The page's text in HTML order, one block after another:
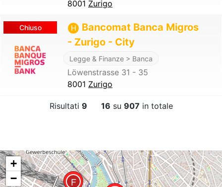
8001 Zurigo
Chiuso H
Bancomat Banca Migros
- Zurigo - City
Legge & Finanze > Banca
Löwenstrasse 31 - 35
8001 Zurigo
Risultati 9 16 su 907 in totale
F
+
−